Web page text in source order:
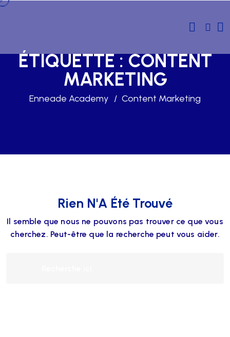
ÉTIQUETTE :CONTENT
MARKETING
Enneade Academy Content Marketing
Rien N'A Été Trouvé
Il semble que nous ne pouvons pas trouver ce que vous
cherchez. Peut-être que la recherche peut vous aider.